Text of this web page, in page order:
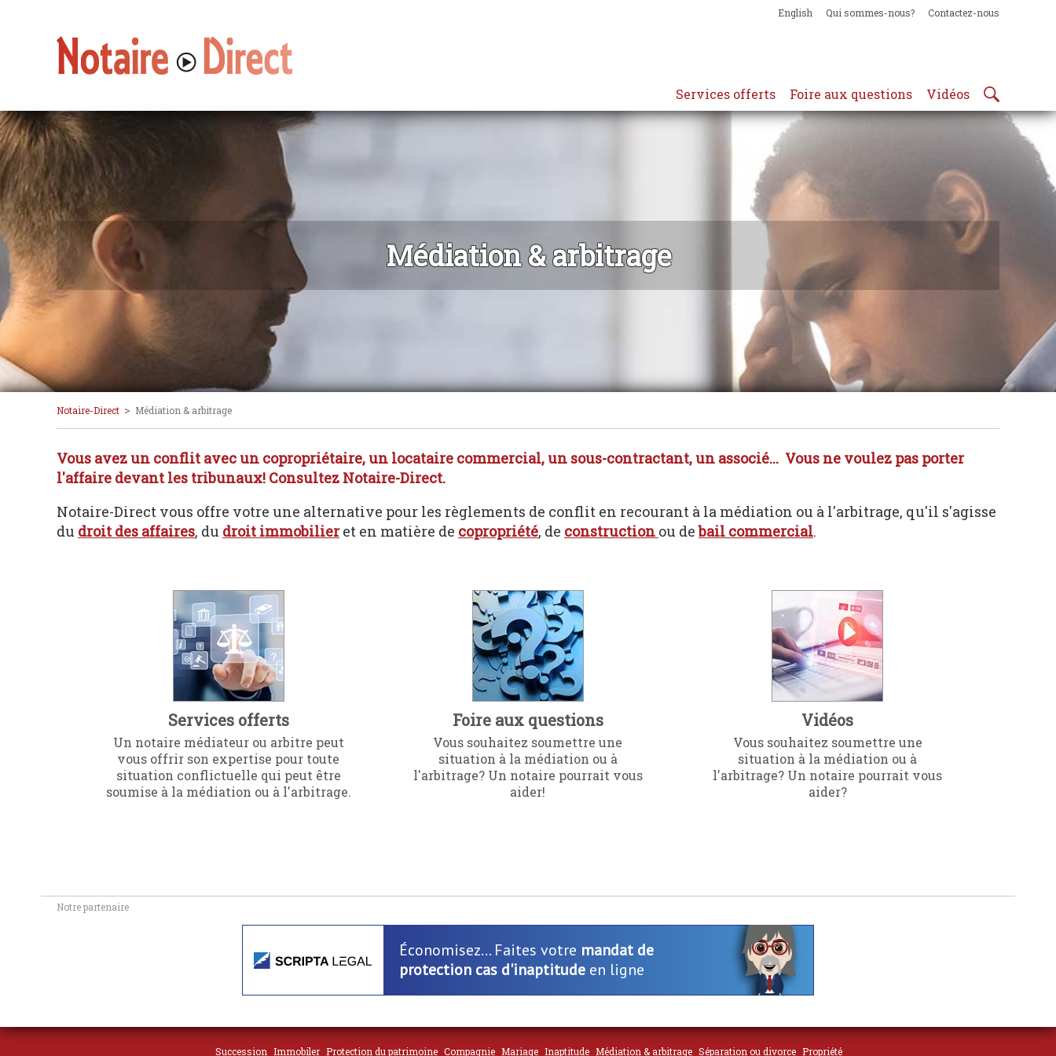
English Qui sommes-nous? Contactez-nous
Services offerts Foire aux questions Vidéos
Médiation & arbitrage
Notaire-Direct > Médiation & arbitrage
Vous avez un conflit avec un copropriétaire, un locataire commercial, un sous-contractant, un associé... Vous ne voulez pas porter
l'affaire devant les tribunaux! Consultez Notaire-Direct.
Notaire-Direct vous offre votre une alternative pour les règlements de conflit en recourant à la médiation ou à l'arbitrage, qu'il s'agisse
du droit des affaires, du droit immobilieret en matière de copropriété, de construction ou debail commercial.
Services offerts
Un notaire médiateur ou arbitre peut
vous offrir son expertise pour toute
situation conflictuelle qui peut être
soumise à la médiation ou à l'arbitrage.
Foire aux questions
Vous souhaitez soumettre une
situation à la médiation ou à
l'arbitrage? Un notaire pourrait vous
aider!
Vidéos
Vous souhaitez soumettre une
situation à la médiation ou à
l'arbitrage? Un notaire pourrait vous
aider?
Notre partenaire
Économisez... Faites votre mandat de
protection cas d'inaptitude en ligne
Succession Immobiler Protection du patrimoine Compagnie Mariage Inaptitude Médiation & arbitrage Séparation ou divorce Propriété